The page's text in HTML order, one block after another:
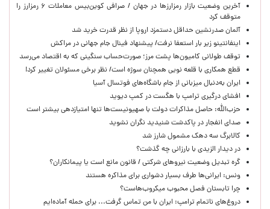
آخرین وضعیت بازار رمزارزها در جهان / صرافی کوین‌بیس معاملات ۶ رمزارز را
متوقف کرد
آلمان صدرنشین حداقل دستمزد اروپا از نظر قدرت خرید شد
اینفانتینو زیر بار استعفا نرفت/ پیشنهاد فینال جام جهانی در مراکش
توقف طولانی کامیون‌ها پشت مرز؛ صورت‌حساب سنگینی که به اقتصاد می‌رسد
قطع همکاری با قلعه نویی همچنان سوژه است/ نظر برخی مسئولان تغییر کرد!
ایران به‌دنبال میزبانی از جام باشگاه‌های فوتسال آسیا
افشای درگیری ترامپ با هگست در کمپ دیوید
حزب‌الله: حاصل مذاکرات دولت با صهیونیست‌ها تنها امتیازدهی‌ بیشتر است
صدای انفجار در پاکدشت شنیدید نگران نشوید
کالابرگ سه دهک مشمول شارز شد
در دیدار الزیدی با بارزانی چه گذشت؟
گره تبدیل وضعیت نیروهای شرکتی / قانون مانع است یا پیمانکاران؟
ونس: ایرانی‌ها طرف بسیار دشواری برای مذاکره هستند
چرا تابستان فصل محبوب میکروب‌هاست؟
دروغ‌های ناتمام ترامپ: ایران با من تماس گرفت... برای حمله آماده‌ایم